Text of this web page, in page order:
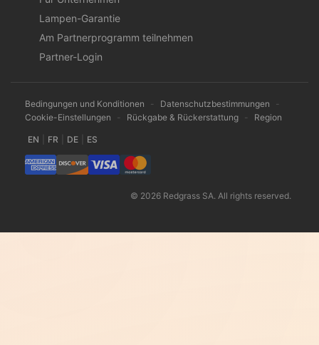
Lampen-Garantie
Am Partnerprogramm teilnehmen
Partner-Login
Bedingungen und Konditionen - Datenschutzbestimmungen
-
Cookie-Einstellungen
- Rückgabe & Rückerstattung - Region
EN FR DE ES
© 2026 Redgrass SA. All rights reserved.